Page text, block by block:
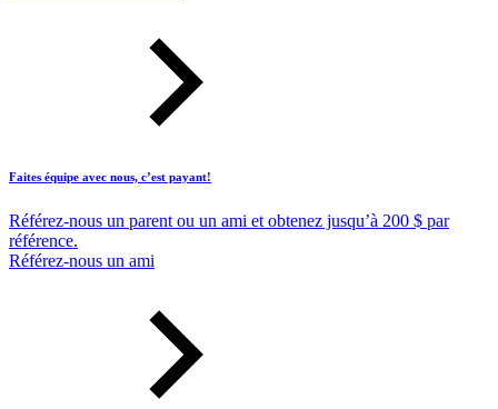
Faites équipe avec nous, c’est payant!
Référez-nous un parent ou un ami et obtenez jusqu’à 200 $ par
référence.
Référez-nous un ami